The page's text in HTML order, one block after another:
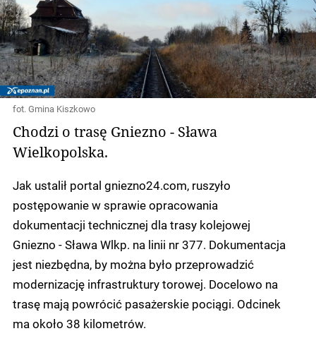
fot. Gmina Kiszkowo
Chodzi o trasę Gniezno - Sława
Wielkopolska.
Jak ustalił portal gniezno24.com, ruszyło
postępowanie w sprawie opracowania
dokumentacji technicznej dla trasy kolejowej
Gniezno - Sława Wlkp. na linii nr 377. Dokumentacja
jest niezbędna, by można było przeprowadzić
modernizację infrastruktury torowej. Docelowo na
trasę mają powrócić pasażerskie pociągi. Odcinek
ma około 38 kilometrów.